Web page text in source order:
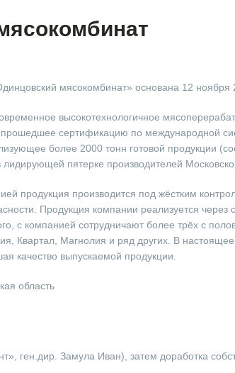
мясокомбинат» основана 12 ноября
высокотехнологичное
прошедшее сертификацию по международной
более 2000 тонн готовой продукции
пятерке производителей
продукция производится под жёстким
Продукция компании реализуется
с компанией сотрудничают более трёх с
Квартал, Магнолия и ряд других. В
качество выпускаемой продукции.
область
ген.дир. Замула Иван), затем доработка